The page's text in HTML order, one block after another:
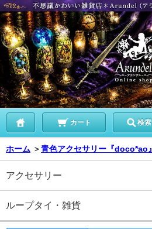
カート 検索
ホーム ＞青色アクセサリー『doco*ao』
アクセサリー
ループタイ・雑貨